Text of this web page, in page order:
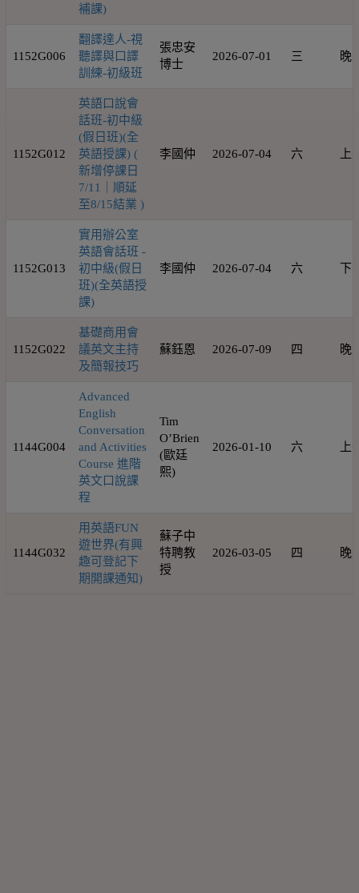
補課)
1152G006
翻譯達人-視
聽譯與口譯
訓練-初級班
張忠安
博士
2026-07-01 三 晚
1152G012
英語口說會
話班-初中級
(假日班)(全
英語授課) (
新增停課日
7/11｜順延
至8/15結業 )
李國仲 2026-07-04 六 上
1152G013
實用辦公室
英語會話班 -
初中級(假日
班)(全英語授
課)
李國仲 2026-07-04 六 下
1152G022
基礎商用會
議英文主持
及簡報技巧
蘇鈺恩 2026-07-09 四 晚
1144G004
Advanced
English
Conversation
and Activities
Course 進階
英文口說課
程
Tim
O’Brien
(歐廷
熙)
2026-01-10 六 上
1144G032
用英語FUN
遊世界(有興
趣可登記下
期開課通知)
蘇子中
特聘教
授
2026-03-05 四 晚